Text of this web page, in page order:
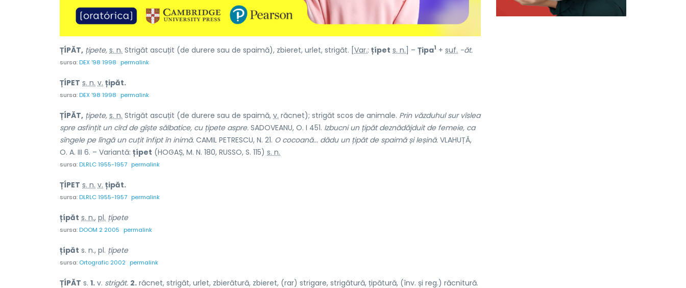
ȚÍPĂT, țipete, s. n. Strigăt ascuțit (de durere sau de spaimă), zbieret, urlet, strigăt. [Var.: țípet s. n.] – Țipa1 + suf. -ăt.
sursa:DEX '98 1998 permalink
ȚÍPET s. n. v. țipăt.
sursa:DEX '98 1998 permalink
ȚÍPĂT, țipete, s. n. Strigăt ascuțit (de durere sau de spaimă, v. răcnet); strigăt scos de animale. Prin văzduhul sur vîslea
spre asfințit un cîrd de gîște sălbatice, cu țipete aspre. SADOVEANU, O. I 451. Izbucni un țipăt deznădăjduit de femeie, ca
sîngele pe lîngă un cuțit înfipt în inimă. CAMIL PETRESCU, N. 21. O cocoană... dădu un țipăt de spaimă și leșină. VLAHUȚĂ,
O. A. III 6. – Variantă: țípet (HOGAȘ, M. N. 180, RUSSO, S. 115) s. n.
sursa:DLRLC 1955-1957 permalink
ȚÍPET s. n. v. țipăt.
sursa:DLRLC 1955-1957 permalink
țípăt s. n., pl. țípete
sursa:DOOM 2 2005 permalink
țípăt s. n., pl. țípete
sursa: Ortografic 2002 permalink
ȚÍPĂT s. 1. v. strigăt. 2. răcnet, strigăt, urlet, zbierătură, zbieret, (rar) strigare, strigătură, țipătură, (înv. și reg.) răcnitură.